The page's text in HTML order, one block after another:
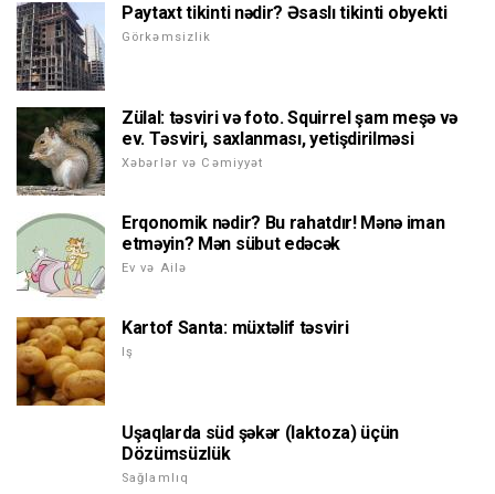
Paytaxt tikinti nədir? Əsaslı tikinti obyekti
Görkəmsizlik
Zülal: təsviri və foto. Squirrel şam meşə və
ev. Təsviri, saxlanması, yetişdirilməsi
Xəbərlər və Cəmiyyət
Erqonomik nədir? Bu rahatdır! Mənə iman
etməyin? Mən sübut edəcək
Ev və Ailə
Kartof Santa: müxtəlif təsviri
Iş
Uşaqlarda süd şəkər (laktoza) üçün
Dözümsüzlük
Sağlamlıq